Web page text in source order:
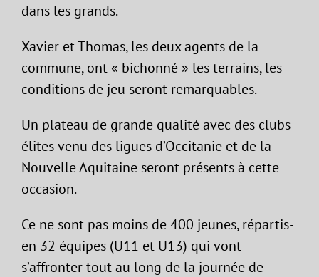
dans les grands.
Xavier et Thomas, les deux agents de la
commune, ont « bichonné » les terrains, les
conditions de jeu seront remarquables.
Un plateau de grande qualité avec des clubs
élites venu des ligues d’Occitanie et de la
Nouvelle Aquitaine seront présents à cette
occasion.
Ce ne sont pas moins de 400 jeunes, répartis-
en 32 équipes (U11 et U13) qui vont
s’affronter tout au long de la journée de